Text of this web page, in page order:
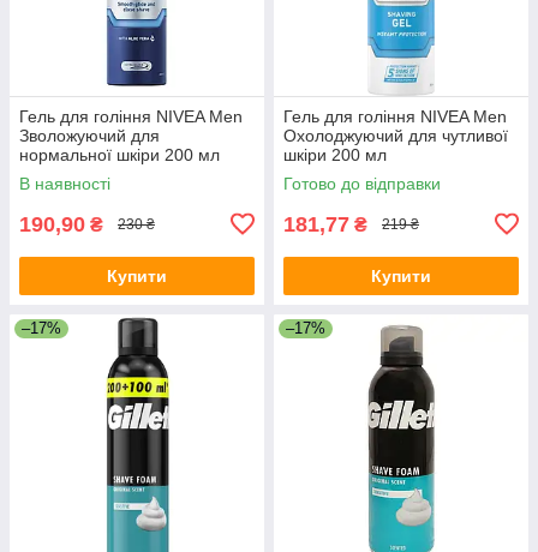
Гель для гоління NIVEA Men
Зволожуючий для
нормальної шкіри 200 мл
В наявності
190,90 ₴ 230 ₴
Купити
Гель для гоління NIVEA Men
Охолоджуючий для чутливої
шкіри 200 мл
Готово до відправки
181,77 ₴ 219 ₴
Купити
–17% –17%